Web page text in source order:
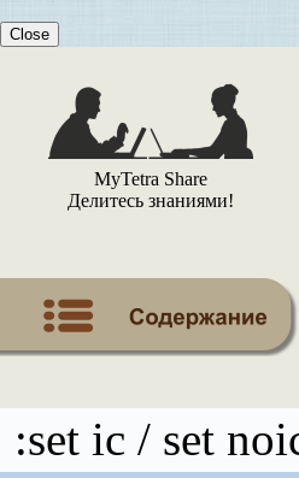
Close
MyTetra Share
Делитесь знаниями!
:set ic / set